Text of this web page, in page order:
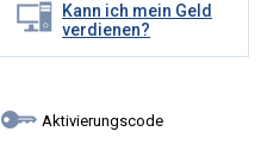
Kann ich mein Geld
verdienen?
Aktivierungscode